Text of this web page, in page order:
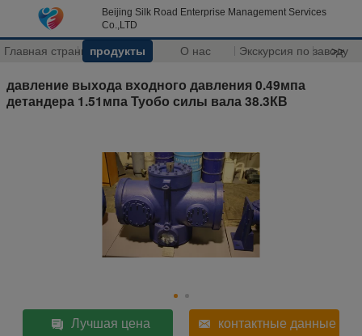
Beijing Silk Road Enterprise Management Services
Co.,LTD
Главная страницапродукты О нас Экскурсия по заводу
>>
давление выхода входного давления 0.49мпа
детандера 1.51мпа Туобо силы вала 38.3КВ
Лучшая цена контактные данные